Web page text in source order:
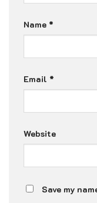
Name *
Email *
Website
Save my